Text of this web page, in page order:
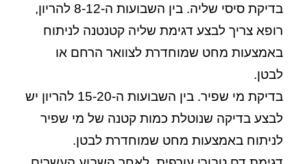
בדיקת סיסי שליה.
בין השבועות ה-8-12 להריון,
רופא צריך לבצע דגימת שליה קטנטנה לניתוח
באמצעות מחט שמוחדרת לצוואר הרחם או
לבטן.
בדיקת מי שפיר.
בין השבועות ה-15-20 להריון יש
לבצע בדיקה שנוטלת כמות קטנה של מי שפיר
לניתוח באמצעות מחט שמוחדרת לבטן.